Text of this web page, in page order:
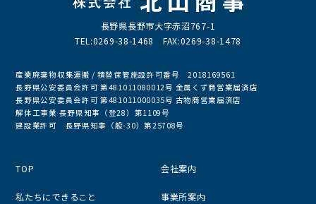
長野県長野市大字赤沼767-1
TEL:0269-38-1468 FAX:0269-38-1478
産業廃棄物収集運搬 / 積替保管施設許可番号 2018169561
長野県公安委員会許可 第481011080012号 金属くず商営業届済店
長野県公安委員会許可 第481011000035号 古物商営業届済店
解体工事業 長野県知事（登28）第1109号
建設業許可 長野県知事（般-30）第25708号
TOP
私たちにできること
会社案内
事業所案内